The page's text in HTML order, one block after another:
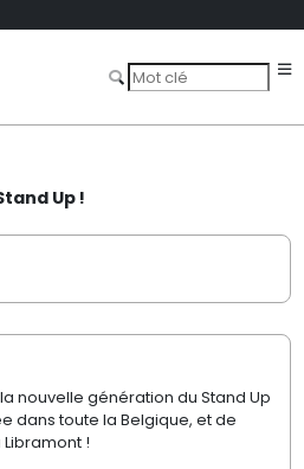
Up !
nouvelle génération du Stand Up
dans toute la Belgique, et de
!